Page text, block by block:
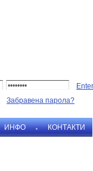
Забравена парола?
ИНФО КОНТАКТИ